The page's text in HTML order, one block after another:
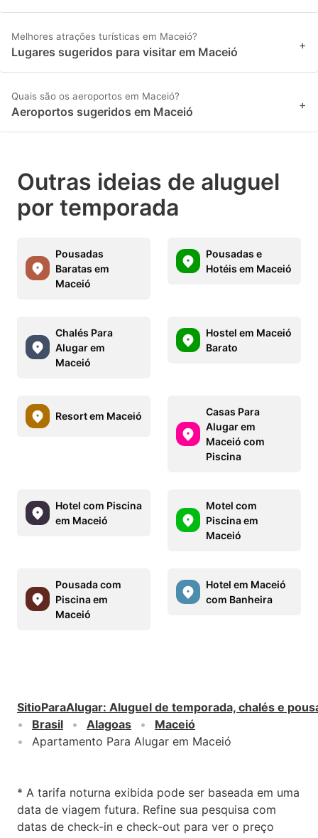
Melhores atrações turísticas em Maceió?
Lugares sugeridos para visitar em Maceió +
Quais são os aeroportos em Maceió?
Aeroportos sugeridos em Maceió +
Outras ideias de aluguel
por temporada
Pousadas
Baratas em
Maceió
Pousadas e
Hotéis em Maceió
Chalés Para
Alugar em
Maceió
Hostel em Maceió
Barato
Resort em Maceió
Casas Para
Alugar em
Maceió com
Piscina
Hotel com Piscina
em Maceió
Motel com
Piscina em
Maceió
Pousada com
Piscina em
Maceió
Hotel em Maceió
com Banheira
SitioParaAlugar: Aluguel de temporada, chalés e
Brasil
Alagoas
Maceió
Apartamento Para Alugar em Maceió
* A tarifa noturna exibida pode ser baseada em uma
data de viagem futura. Refine sua pesquisa com
datas de check-in e check-out para ver o preço